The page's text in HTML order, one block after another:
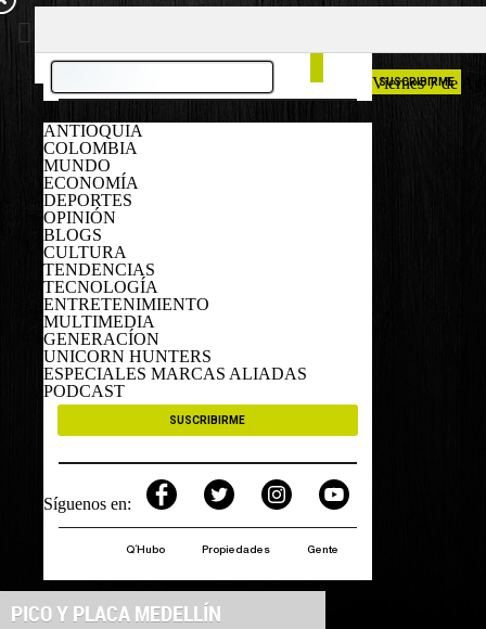
ANTIOQUIA
COLOMBIA
MUNDO
ECONOMÍA
DEPORTES
OPINIÓN
BLOGS
CULTURA
TENDENCIAS
TECNOLOGÍA
ENTRETENIMIENTO
MULTIMEDIA
GENERACÍON
UNICORN HUNTERS
ESPECIALES MARCAS ALIADAS
PODCAST
SUSCRIBIRME
Síguenos en:
Q´Hubo Propiedades Gente
Viernes 7 de
SUSCRIBIRME
PICO Y PLACA MEDELLÍN